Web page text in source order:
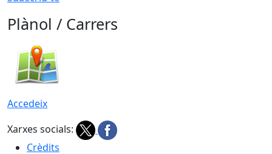
Plànol / Carrers
Accedeix
Xarxes socials:
Crèdits